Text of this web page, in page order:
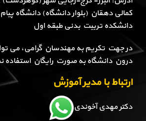
کمالی دهقان (بلوار دانشگاه) دانشگاه پیام
دانشکده تربیت بدنی طبقه اول
در جهت تکریم به مهندسان گرامی، می
درون دانشگاه به صورت رایگان استفاده
ارتباط با مدیر آموزش
دکتر مهدی آخوندی